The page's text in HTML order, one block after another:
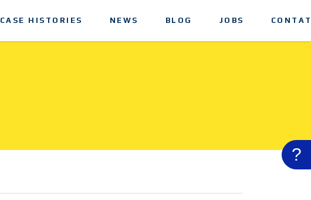
CASE HISTORIES NEWS BLOG JOBS
?